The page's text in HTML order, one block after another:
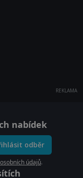
REKLAMA
nabídek
odběr
údajů.